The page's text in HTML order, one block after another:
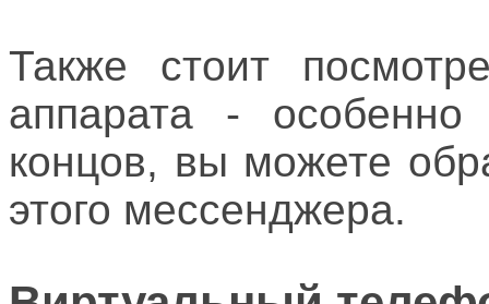
Также стоит
аппарата -
концов, вы можете
этого мессенджера.